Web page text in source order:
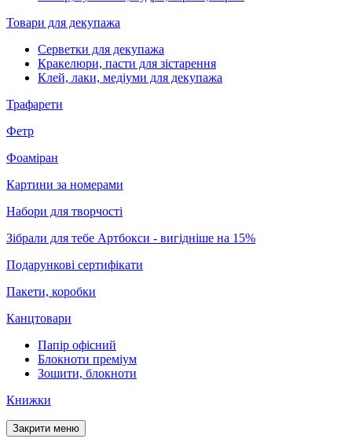
Товари для декупажа
Серветки для декупажа
Кракелюри, пасти для зістарення
Клей, лаки, медіуми для декупажа
Трафарети
Фетр
Фоаміран
Картини за номерами
Набори для творчості
Зібрали для тебе Артбокси - вигідніше на 15%
Подарункові сертифікати
Пакети, коробки
Канцтовари
Папір офісний
Блокноти преміум
Зошити, блокноти
Книжки
Закрити меню